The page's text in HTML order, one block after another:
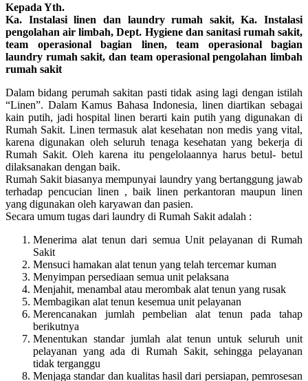
Kepada Yth.
Ka. Instalasi linen dan laundry rumah sakit, Ka. Instalasi
pengolahan air limbah, Dept. Hygiene dan sanitasi rumah sakit,
team operasional bagian linen, team operasional bagian
laundry rumah sakit, dan team operasional pengolahan limbah
rumah sakit
Dalam bidang perumah sakitan pasti tidak asing lagi dengan istilah
“Linen”. Dalam Kamus Bahasa Indonesia, linen diartikan sebagai
kain putih, jadi hospital linen berarti kain putih yang digunakan di
Rumah Sakit. Linen termasuk alat kesehatan non medis yang vital,
karena digunakan oleh seluruh tenaga kesehatan yang bekerja di
Rumah Sakit. Oleh karena itu pengelolaannya harus betul- betul
dilaksanakan dengan baik.
Rumah Sakit biasanya mempunyai laundry yang bertanggung jawab
terhadap pencucian linen , baik linen perkantoran maupun linen
yang digunakan oleh karyawan dan pasien.
Secara umum tugas dari laundry di Rumah Sakit adalah :
Menerima alat tenun dari semua Unit pelayanan di Rumah
Sakit
Mensuci hamakan alat tenun yang telah tercemar kuman
Menyimpan persediaan semua unit pelaksana
Menjahit, menambal atau merombak alat tenun yang rusak
Membagikan alat tenun kesemua unit pelayanan
Merencanakan jumlah pembelian alat tenun pada tahap
berikutnya
Menentukan standar jumlah alat tenun untuk seluruh unit
pelayanan yang ada di Rumah Sakit, sehingga pelayanan
tidak terganggu
Menjaga standar dan kualitas hasil dari persiapan, pemrosesan